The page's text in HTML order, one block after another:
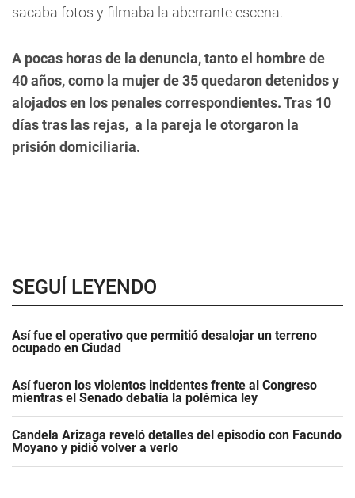
sacaba fotos y filmaba la aberrante escena.
A pocas horas de la denuncia, tanto el hombre de
40 años, como la mujer de 35 quedaron detenidos y
alojados en los penales correspondientes. Tras 10
días tras las rejas, a la pareja le otorgaron la
prisión domiciliaria.
SEGUÍ LEYENDO
Así fue el operativo que permitió desalojar un terreno
ocupado en Ciudad
Así fueron los violentos incidentes frente al Congreso
mientras el Senado debatía la polémica ley
Candela Arizaga reveló detalles del episodio con Facundo
Moyano y pidió volver a verlo